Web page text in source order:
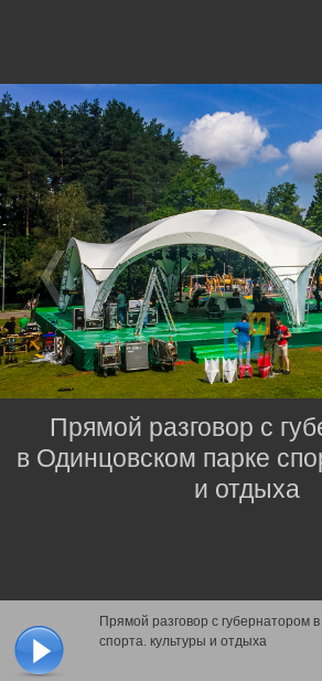
Прямой разговор с губернатором
спорта. культуры и отдыха
Прямой разговор с
в Одинцовском парке
и отдыха